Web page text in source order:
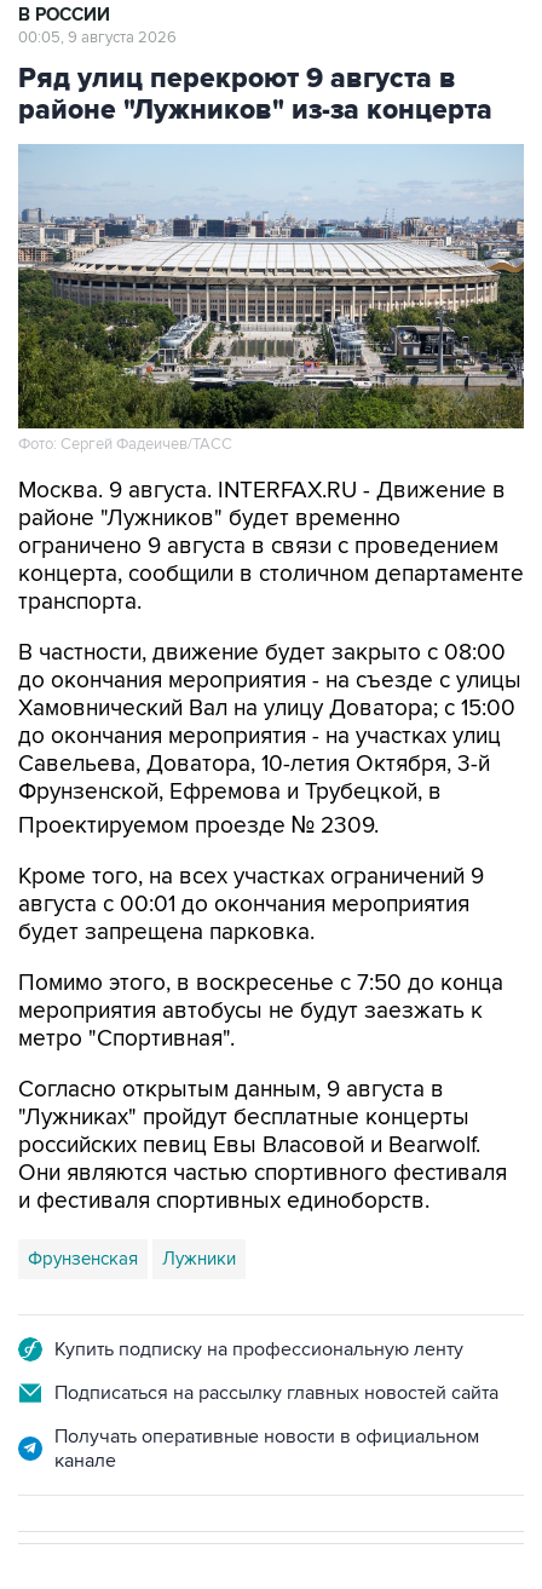
В РОССИИ
00:05, 9 августа 2026
Ряд улиц перекроют 9 августа в
районе "Лужников" из-за концерта
Фото: Сергей Фадеичев/ТАСС
Москва. 9 августа. INTERFAX.RU - Движение в
районе "Лужников" будет временно
ограничено 9 августа в связи с проведением
концерта, сообщили в столичном департаменте
транспорта.
В частности, движение будет закрыто с 08:00
до окончания мероприятия - на съезде с улицы
Хамовнический Вал на улицу Доватора; с 15:00
до окончания мероприятия - на участках улиц
Савельева, Доватора, 10-летия Октября, 3-й
Фрунзенской, Ефремова и Трубецкой, в
Проектируемом проезде № 2309.
Кроме того, на всех участках ограничений 9
августа с 00:01 до окончания мероприятия
будет запрещена парковка.
Помимо этого, в воскресенье с 7:50 до конца
мероприятия автобусы не будут заезжать к
метро "Спортивная".
Согласно открытым данным, 9 августа в
"Лужниках" пройдут бесплатные концерты
российских певиц Евы Власовой и Bearwolf.
Они являются частью спортивного фестиваля
и фестиваля спортивных единоборств.
Фрунзенская Лужники
Купить подписку на профессиональную ленту
Подписаться на рассылку главных новостей сайта
Получать оперативные новости в официальном
канале